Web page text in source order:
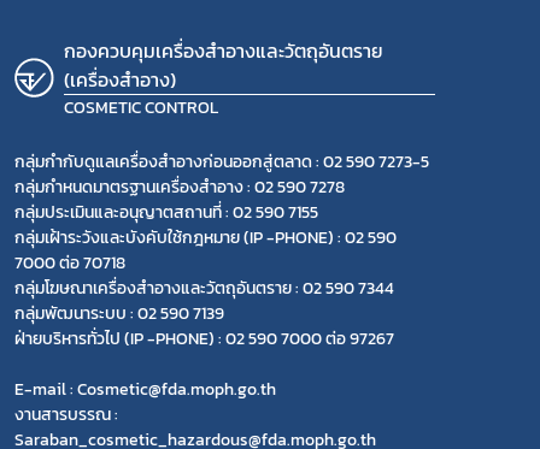
กองควบคุมเครื่องสำอางและวัตถุอันตราย
(เครื่องสำอาง)
COSMETIC CONTROL
กลุ่มกำกับดูแลเครื่องสำอางก่อนออกสู่ตลาด : 02 590 7273-5
กลุ่มกำหนดมาตรฐานเครื่องสำอาง : 02 590 7278
กลุ่มประเมินและอนุญาตสถานที่ : 02 590 7155
กลุ่มเฝ้าระวังและบังคับใช้กฎหมาย (IP -PHONE) : 02 590
7000 ต่อ 70718
กลุ่มโฆษณาเครื่องสำอางและวัตถุอันตราย : 02 590 7344
กลุ่มพัฒนาระบบ : 02 590 7139
ฝ่ายบริหารทั่วไป (IP -PHONE) : 02 590 7000 ต่อ 97267
E-mail : Cosmetic@fda.moph.go.th
งานสารบรรณ :
Saraban_cosmetic_hazardous@fda.moph.go.th